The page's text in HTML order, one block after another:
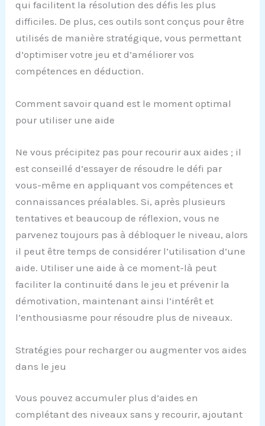
qui facilitent la résolution des défis les plus
difficiles. De plus, ces outils sont conçus pour être
utilisés de manière stratégique, vous permettant
d’optimiser votre jeu et d’améliorer vos
compétences en déduction.
Comment savoir quand est le moment optimal
pour utiliser une aide
Ne vous précipitez pas pour recourir aux aides ; il
est conseillé d’essayer de résoudre le défi par
vous-même en appliquant vos compétences et
connaissances préalables. Si, après plusieurs
tentatives et beaucoup de réflexion, vous ne
parvenez toujours pas à débloquer le niveau, alors
il peut être temps de considérer l’utilisation d’une
aide. Utiliser une aide à ce moment-là peut
faciliter la continuité dans le jeu et prévenir la
démotivation, maintenant ainsi l’intérêt et
l’enthousiasme pour résoudre plus de niveaux.
Stratégies pour recharger ou augmenter vos aides
dans le jeu
Vous pouvez accumuler plus d’aides en
complétant des niveaux sans y recourir, ajoutant